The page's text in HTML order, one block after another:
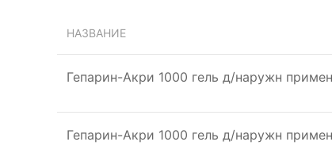
НАЗВАНИЕ
Гепарин-Акри 1000 гель д/наружн
Гепарин-Акри 1000 гель д/наружн